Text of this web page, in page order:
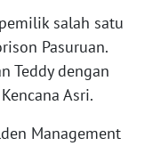
salah satu
Pasuruan.
Teddy dengan
Asri.
Management